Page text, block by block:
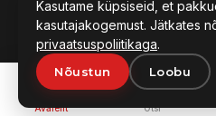
PAKKUMINE:
Küsi hinda
Avaleht Otsi
Kasutame küpsiseid, et
kasutajakogemust. Jätkates
privaatsuspoliitikaga.
Nõustun Loobu